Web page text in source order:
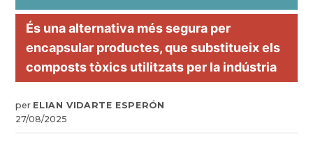
És una alternativa més segura per
encapsular productes, que substitueix els
composts tòxics utilitzats per la indústria
per ELIAN VIDARTE ESPERÓN
27/08/2025